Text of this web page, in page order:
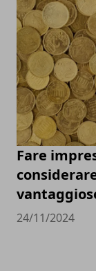
Fare
24/11/2024